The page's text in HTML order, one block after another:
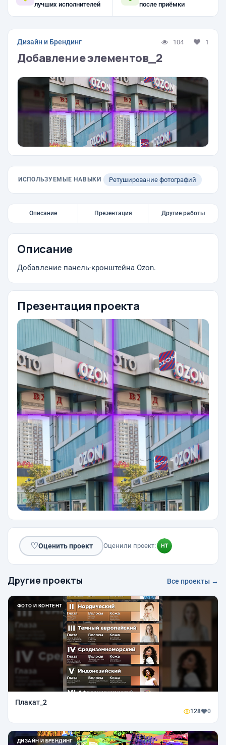
лучших исполнителей
после приёмки
Дизайн и Брендинг 104 1
Добавление элементов_2
ИСПОЛЬЗУЕМЫЕ НАВЫКИ Ретуширование фотографий
Описание Презентация Другие работы
Описание
Добавление панель-кронштейна Ozon.
Презентация проекта
♡Оценить проект Оценили проект:
Другие проекты Все проекты →
ФОТО И КОНТЕНТ
Плакат_2
128 0
ДИЗАЙН И БРЕНДИНГ